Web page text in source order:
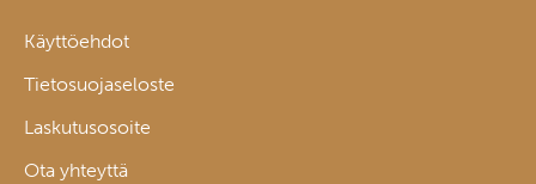
Käyttöehdot
Tietosuojaseloste
Laskutusosoite
Ota yhteyttä